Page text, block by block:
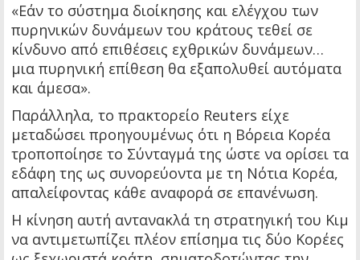
«Εάν το σύστημα διοίκησης και ελέγχου των
πυρηνικών δυνάμεων του κράτους τεθεί σε
κίνδυνο από επιθέσεις εχθρικών δυνάμεων…
μια πυρηνική επίθεση θα εξαπολυθεί αυτόματα
και άμεσα».
Παράλληλα, το πρακτορείο Reuters είχε
μεταδώσει προηγουμένως ότι η Βόρεια Κορέα
τροποποίησε το Σύνταγμά της ώστε να ορίσει τα
εδάφη της ως συνορεύοντα με τη Νότια Κορέα,
απαλείφοντας κάθε αναφορά σε επανένωση.
Η κίνηση αυτή αντανακλά τη στρατηγική του Κιμ
να αντιμετωπίζει πλέον επίσημα τις δύο Κορέες